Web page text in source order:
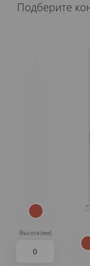
Подберите
Высота (мм)